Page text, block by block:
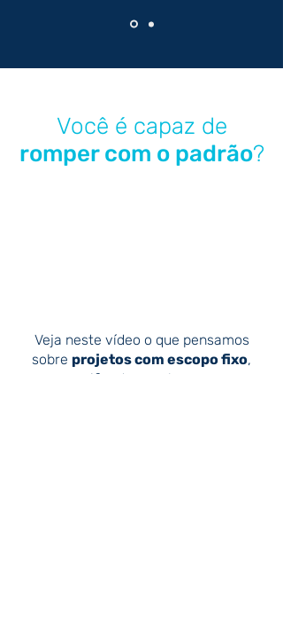
Você é capaz de
romper com o padrão?
Veja neste vídeo o que pensamos
sobre projetos com escopo fixo,
precificado com base em